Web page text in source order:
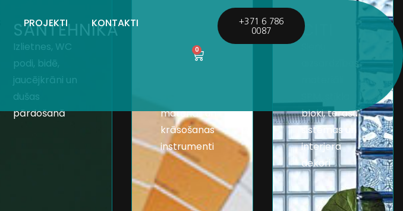
PROJEKTI KONTAKTI
0
+371 6 786
0087
SANTEHNIKA
Izlietnes, WC
podi, bidē,
jaucējkrāni un
dušas
pārdošanā
KRĀSAS
materiāli un
krāsošanas
instrumenti
CITI
aizsardzības
bloki, terašu
sistēmas un
interjera
dekori